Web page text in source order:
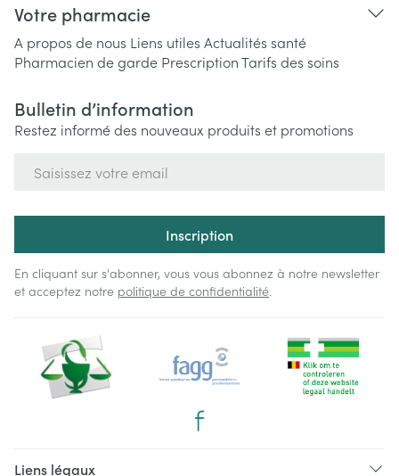
Votre pharmacie
A propos de nous Liens utiles Actualités santé
Pharmacien de garde PrescriptionTarifs des soins
Bulletin d’information
Restez informé des nouveaux produits et promotions
Inscription
En cliquant sur s'abonner, vous vous abonnez à notre newsletter
et acceptez notre politique de confidentialité.
Liens légaux